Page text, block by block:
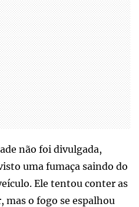
não foi divulgada,
uma fumaça saindo do
Ele tentou conter as
o fogo se espalhou